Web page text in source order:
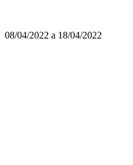
08/04/2022 a 18/04/2022